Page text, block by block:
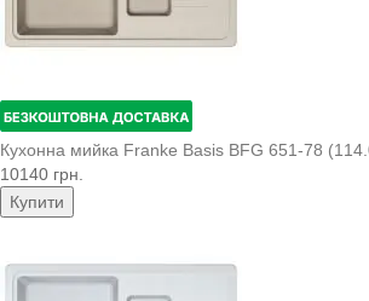
Кухонна мийка Franke Basis BFG 651-78
10140 грн.
Купити